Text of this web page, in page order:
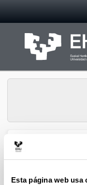
Esta página web usa
Biography &